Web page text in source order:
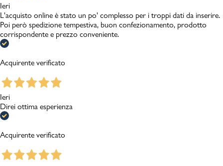
Ieri
L'acquisto online è stato un po' complesso per i troppi dati da inserire.
Poi però spedizione tempestiva, buon confezionamento, prodotto
corrispondente e prezzo conveniente.
Acquirente verificato
Ieri
Direi ottima esperienza
Acquirente verificato